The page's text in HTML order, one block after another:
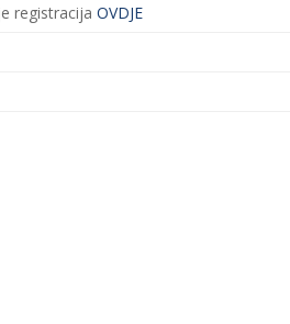
registracijaOVDJE